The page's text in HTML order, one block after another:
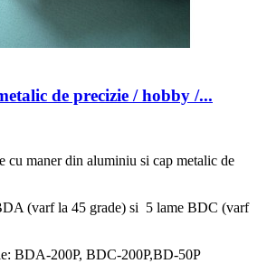
de precizie / hobby /...
cu maner din aluminiu si cap metalic de
(varf la 45 grade) si 5 lame BDC (varf
BDA-200P, BDC-200P,BD-50P